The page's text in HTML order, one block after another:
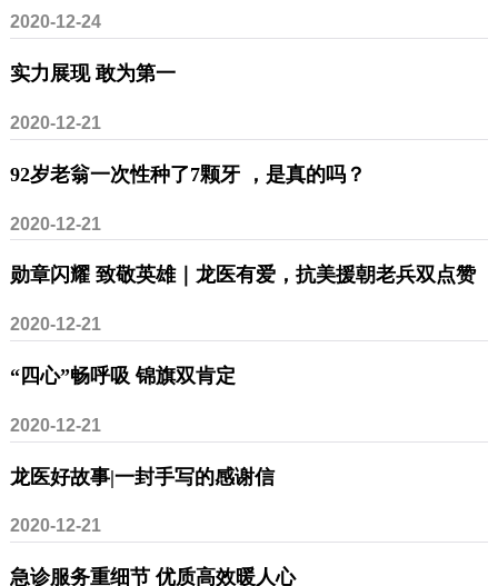
2020-12-24
实力展现 敢为第一
2020-12-21
92岁老翁一次性种了7颗牙 ，是真的吗？
2020-12-21
勋章闪耀 致敬英雄｜龙医有爱，抗美援朝老兵双点赞
2020-12-21
“四心”畅呼吸 锦旗双肯定
2020-12-21
龙医好故事|一封手写的感谢信
2020-12-21
急诊服务重细节 优质高效暖人心